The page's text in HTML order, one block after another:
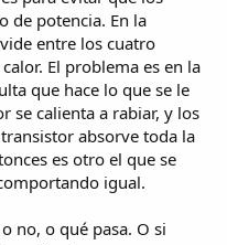
de potencia. En la
entre los cuatro
El problema es en la
que hace lo que se le
se calienta a rabiar, y los
absorve toda la
es otro el que se
igual.
no, o qué pasa. O si